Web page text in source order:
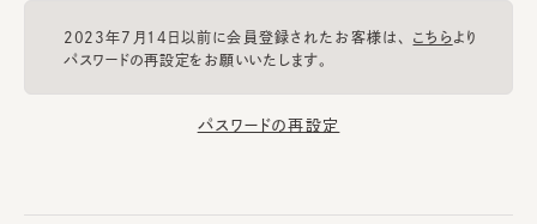
2023年7月14日以前に会員登録されたお客様は、 こちらより
パスワードの再設定をお願いいたします。
パスワードの再設定